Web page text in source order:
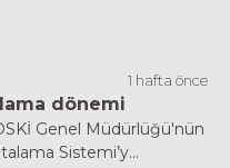
1 hafta önce
dönemi
Genel Müdürlüğü'nün
Sistemi’y...